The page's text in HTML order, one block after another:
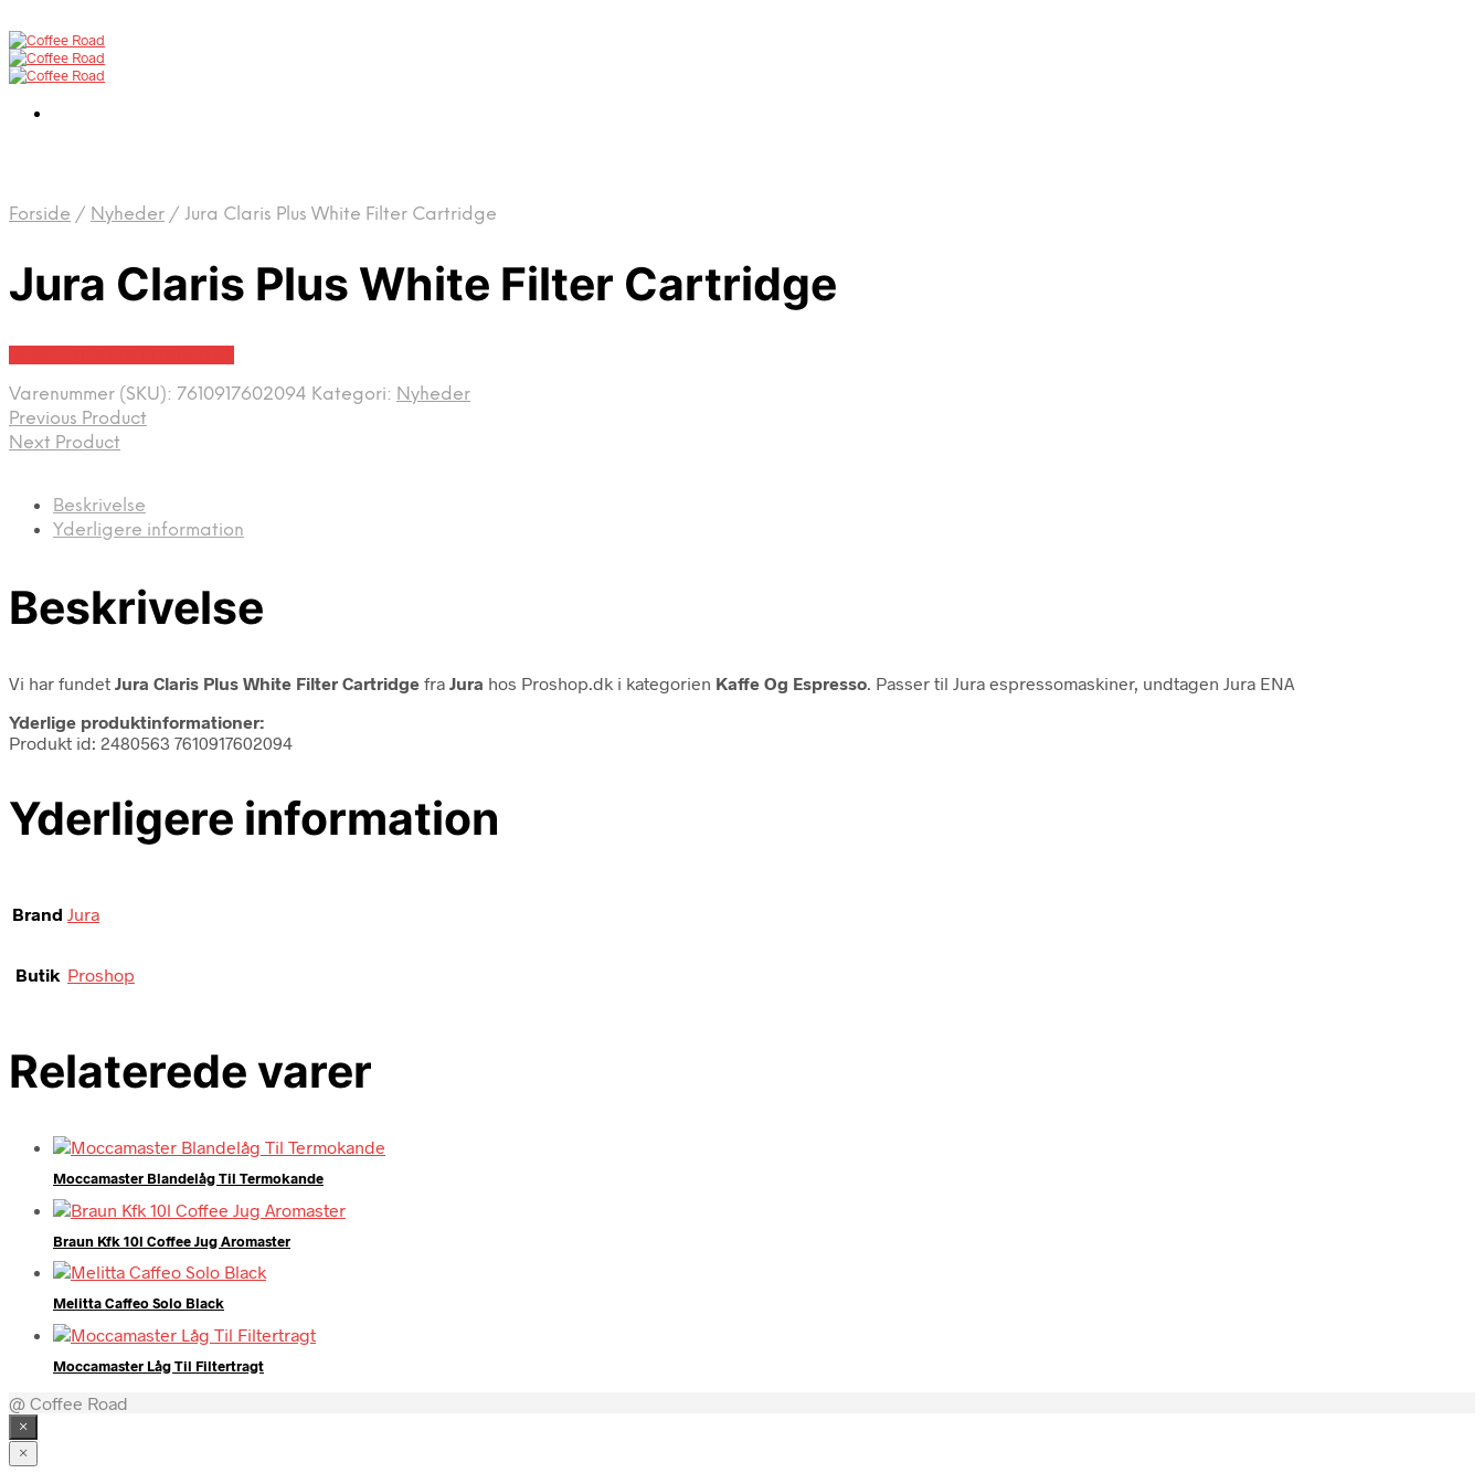
Forside / Nyheder / Jura Claris Plus White Filter Cartridge
Jura Claris Plus White Filter Cartridge
Varenummer (SKU): 7610917602094 Kategori: Nyheder
Previous Product
Next Product
Beskrivelse
Yderligere information
Beskrivelse
Vi har fundet Jura Claris Plus White Filter Cartridge fra Jura hos Proshop.dk i kategorien Kaffe Og Espresso . Passer til Jura espressomaskiner, undtagen Jura ENA
Yderlige produktinformationer:
Produkt id: 2480563 7610917602094
Yderligere information
Brand Jura
Butik Proshop
Relaterede varer
Moccamaster Blandelåg Til Termokande
Braun Kfk 10l Coffee Jug Aromaster
Melitta Caffeo Solo Black
Moccamaster Låg Til Filtertragt
@ Coffee Road
×
×